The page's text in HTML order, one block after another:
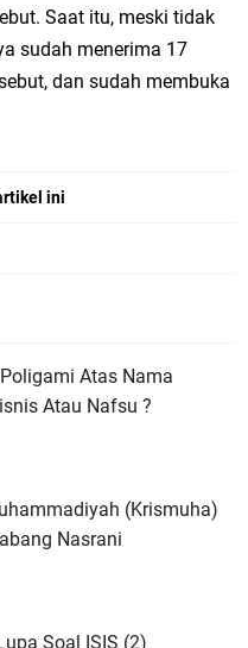
Saat itu, meski tidak
sudah menerima 17
dan sudah membuka
ini
Atas Nama
Atau Nafsu ?
(Krismuha)
Nasrani
Soal ISIS (2)